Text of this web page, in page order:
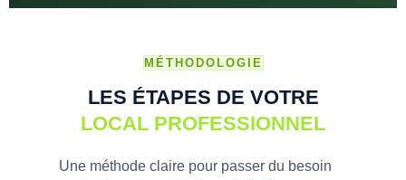
MÉTHODOLOGIE
LES ÉTAPES DE VOTRE
LOCAL PROFESSIONNEL
Une méthode claire pour passer du besoin